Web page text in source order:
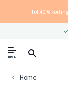
Tot 40%
menu
Home